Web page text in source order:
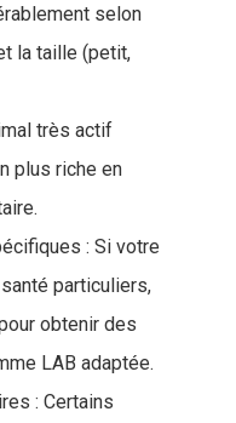
selon
la taille (petit,
très actif
plus riche en
: Si votre
particuliers,
obtenir des
LAB adaptée.
: Certains